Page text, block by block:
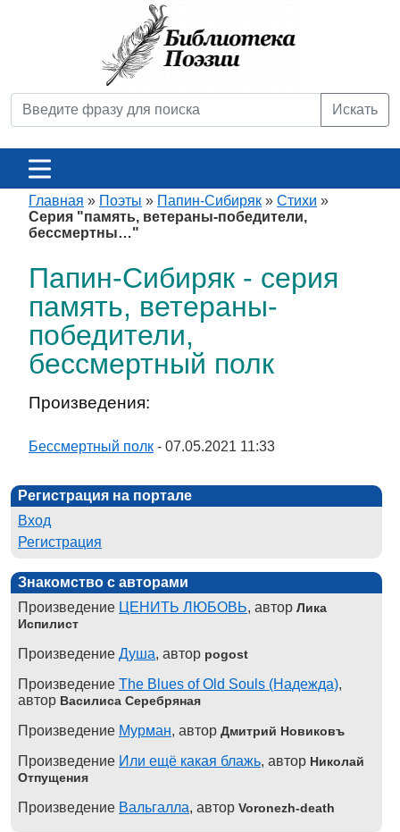
Искать
Главная » Поэты » Папин-Сибиряк » Стихи »
Серия "память, ветераны-победители,
бессмертны…"
Папин-Сибиряк - серия
память, ветераны-
победители,
бессмертный полк
Произведения:
Бессмертный полк - 07.05.2021 11:33
Регистрация на портале
Вход
Регистрация
Знакомство с авторами
Произведение ЦЕНИТЬ ЛЮБОВЬ, автор Лика
Испилист
Произведение Душа, автор pogost
Произведение The Blues of Old Souls (Надежда),
автор Василиса Серебряная
Произведение Мурман, автор Дмитрий Новиковъ
Произведение Или ещё какая блажь, автор Николай
Отпущения
Произведение Вальгалла, автор Voronezh-death